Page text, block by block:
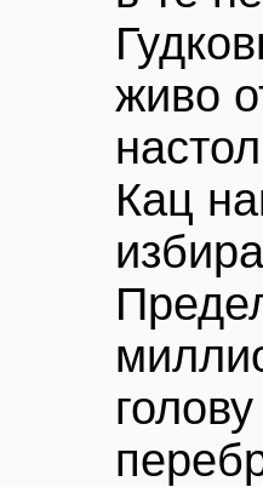
живо
Кац